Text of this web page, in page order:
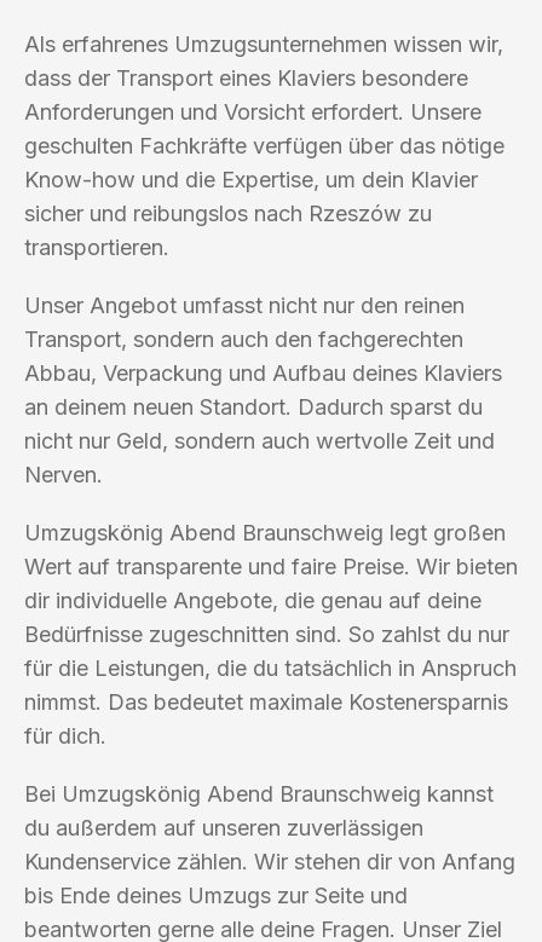
Als erfahrenes Umzugsunternehmen wissen wir,
dass der Transport eines Klaviers besondere
Anforderungen und Vorsicht erfordert. Unsere
geschulten Fachkräfte verfügen über das nötige
Know-how und die Expertise, um dein Klavier
sicher und reibungslos nach Rzeszów zu
transportieren.
Unser Angebot umfasst nicht nur den reinen
Transport, sondern auch den fachgerechten
Abbau, Verpackung und Aufbau deines Klaviers
an deinem neuen Standort. Dadurch sparst du
nicht nur Geld, sondern auch wertvolle Zeit und
Nerven.
Umzugskönig Abend Braunschweig legt großen
Wert auf transparente und faire Preise. Wir bieten
dir individuelle Angebote, die genau auf deine
Bedürfnisse zugeschnitten sind. So zahlst du nur
für die Leistungen, die du tatsächlich in Anspruch
nimmst. Das bedeutet maximale Kostenersparnis
für dich.
Bei Umzugskönig Abend Braunschweig kannst
du außerdem auf unseren zuverlässigen
Kundenservice zählen. Wir stehen dir von Anfang
bis Ende deines Umzugs zur Seite und
beantworten gerne alle deine Fragen. Unser Ziel